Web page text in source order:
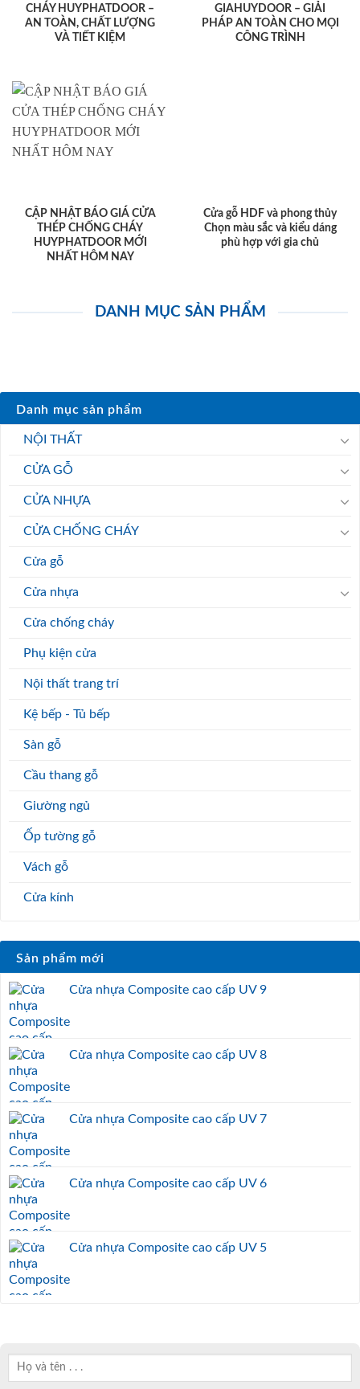
CHÁY HUYPHATDOOR –
AN TOÀN, CHẤT LƯỢNG
VÀ TIẾT KIỆM
GIAHUYDOOR – GIẢI
PHÁP AN TOÀN CHO MỌI
CÔNG TRÌNH
CẬP NHẬT BÁO GIÁ CỬA
THÉP CHỐNG CHÁY
HUYPHATDOOR MỚI
NHẤT HÔM NAY
Cửa gỗ HDF và phong thủy
Chọn màu sắc và kiểu dáng
phù hợp với gia chủ
DANH MỤC SẢN PHẨM
Danh mục sản phẩm
NỘI THẤT
CỬA GỖ
CỬA NHỰA
CỬA CHỐNG CHÁY
Cửa gỗ
Cửa nhựa
Cửa chống cháy
Phụ kiện cửa
Nội thất trang trí
Kệ bếp - Tủ bếp
Sàn gỗ
Cầu thang gỗ
Giường ngủ
Ốp tường gỗ
Vách gỗ
Cửa kính
Sản phẩm mới
Cửa nhựa Composite cao cấp UV 9
Cửa nhựa Composite cao cấp UV 8
Cửa nhựa Composite cao cấp UV 7
Cửa nhựa Composite cao cấp UV 6
Cửa nhựa Composite cao cấp UV 5